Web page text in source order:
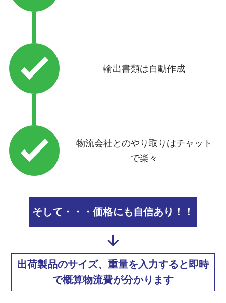
輸出書類は自動作成
物流会社とのやり取りはチャット
で楽々
そして・・・価格にも自信あり！！
出荷製品のサイズ、重量を入力すると即時
で概算物流費が分かります